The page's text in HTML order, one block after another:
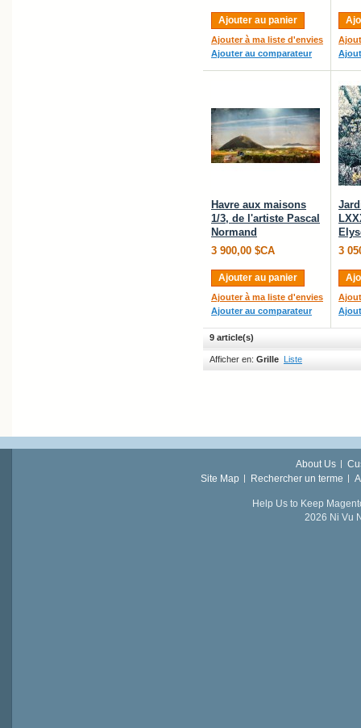
Ajouter au panier
Ajouter à ma liste d'envies
Ajouter au comparateur
Havre aux maisons
1/3, de l'artiste Pascal
Normand
3 900,00 $CA
Ajouter au panier
Ajouter à ma liste d'envies
Ajouter au comparateur
3
9 article(s)
Afficher en: Grille Liste
About Us
Site Map
Rechercher un terme
Help Us to Keep
2026 Ni Vu